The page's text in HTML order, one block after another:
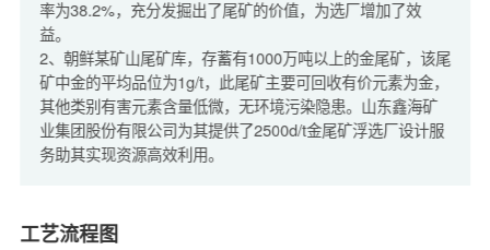
率为38.2%，充分发掘出了尾矿的价值，为选厂增加了效
益。
2、朝鲜某矿山尾矿库，存蓄有1000万吨以上的金尾矿，该尾
矿中金的平均品位为1g/t，此尾矿主要可回收有价元素为金，
其他类别有害元素含量低微，无环境污染隐患。山东鑫海矿
业集团股份有限公司为其提供了2500d/t金尾矿浮选厂设计服
务助其实现资源高效利用。
工艺流程图